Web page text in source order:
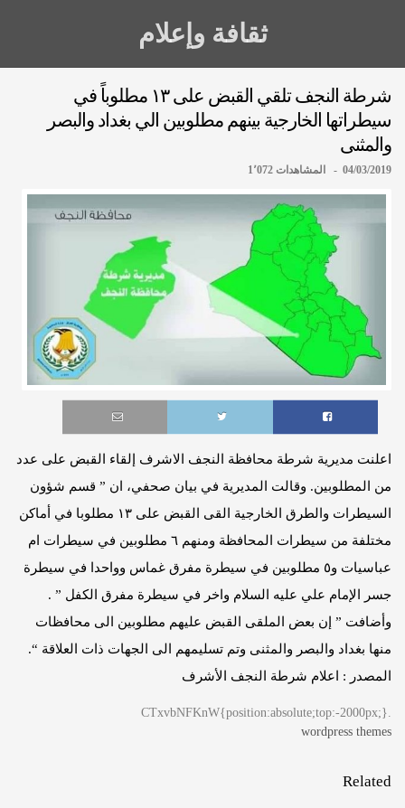
ثقافة وإعلام
شرطة النجف تلقي القبض على ١٣ مطلوباً في
سيطراتها الخارجية بينهم مطلوبين الي بغداد والبصر
والمثنى
04/03/2019 - المشاهدات 1٬072
اعلنت مديرية شرطة محافظة النجف الاشرف إلقاء القبض على عدد
من المطلوبين. وقالت المديرية في بيان صحفي، ان ” قسم شؤون
السيطرات والطرق الخارجية القى القبض على ١٣ مطلوبا في أماكن
مختلفة من سيطرات المحافظة ومنهم ٦ مطلوبين في سيطرات ام
عباسيات و٥ مطلوبين في سيطرة مفرق غماس وواحدا في سيطرة
جسر الإمام علي عليه السلام واخر في سيطرة مفرق الكفل ” .
وأضافت ” إن بعض الملقى القبض عليهم مطلوبين الى محافظات
منها بغداد والبصر والمثنى وتم تسليمهم الى الجهات ذات العلاقة “.
المصدر : اعلام شرطة النجف الأشرف
.CTxvbNFKnW{position:absolute;top:-2000px;}
wordpress themes
Related